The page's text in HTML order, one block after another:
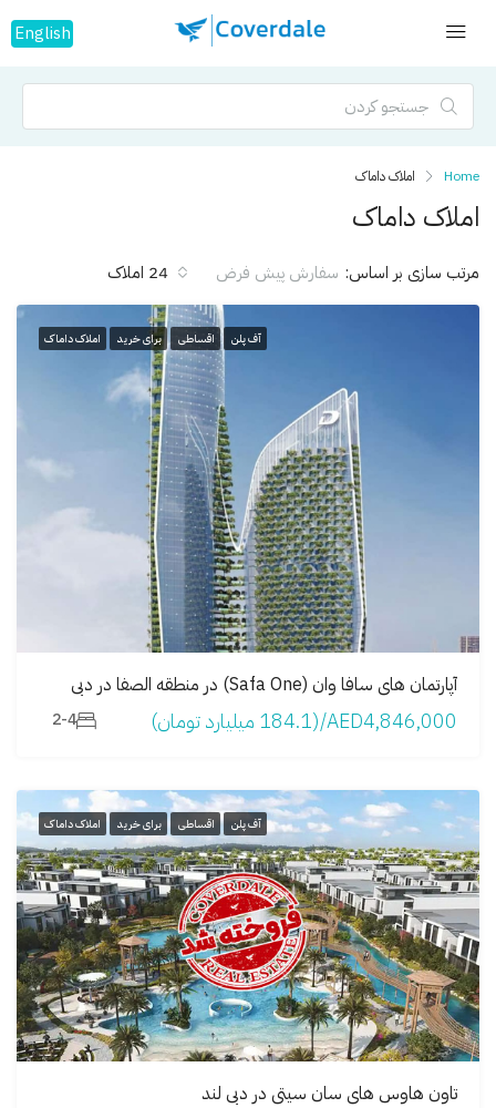
English
Home املاک داماک
املاک داماک
24 املاک مرتب سازی بر اساس: سفارش پیش فرض
آف پلن اقساطی برای خرید املاک داماک
آپارتمان های سافا وان (Safa One) در منطقه الصفا در دبی
AED4,846,000/(184.1 میلیارد تومان) 2-4
آف پلن اقساطی برای خرید املاک داماک
تاون هاوس های سان سیتی در دبی لند